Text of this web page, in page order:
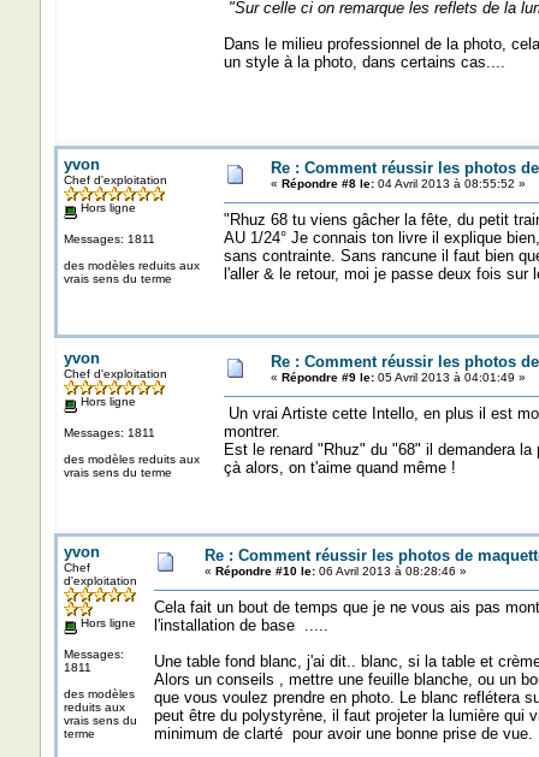
"Sur celle ci on remarque les reflets de la
Dans le milieu professionnel de la photo,
un style à la photo, dans certains cas....
yvon
Chef d'exploitation
Hors ligne
Messages: 1811
des modèles reduits aux
vrais sens du terme
Re : Comment réussir les photos
« Répondre #8 le:04 Avril 2013 à 08:55:52 »
"Rhuz 68 tu viens gâcher la fête, du petit
AU 1/24° Je connais ton livre il explique
sans contrainte. Sans rancune il faut bien
l'aller & le retour, moi je passe deux fois sur
yvon
Chef d'exploitation
Hors ligne
Messages: 1811
des modèles reduits aux
vrais sens du terme
Re : Comment réussir les photos
« Répondre #9 le:05 Avril 2013 à 04:01:49 »
Un vrai Artiste cette Intello, en plus il est
montrer.
Est le renard "Rhuz" du "68" il demandera
çà alors, on t'aime quand même !
yvon
Chef
d'exploitation
Hors ligne
Messages:
1811
des modèles
reduits aux
vrais sens du
terme
Re : Comment réussir les photos de
« Répondre #10 le:06 Avril 2013 à 08:28:46 »
Cela fait un bout de temps que je ne vous ais pas
l'installation de base .....
Une table fond blanc, j'ai dit.. blanc, si la table et
Alors un conseils , mettre une feuille blanche, ou un
que vous voulez prendre en photo. Le blanc reflétera
peut être du polystyrène, il faut projeter la lumière qui
minimum de clarté pour avoir une bonne prise de vue.